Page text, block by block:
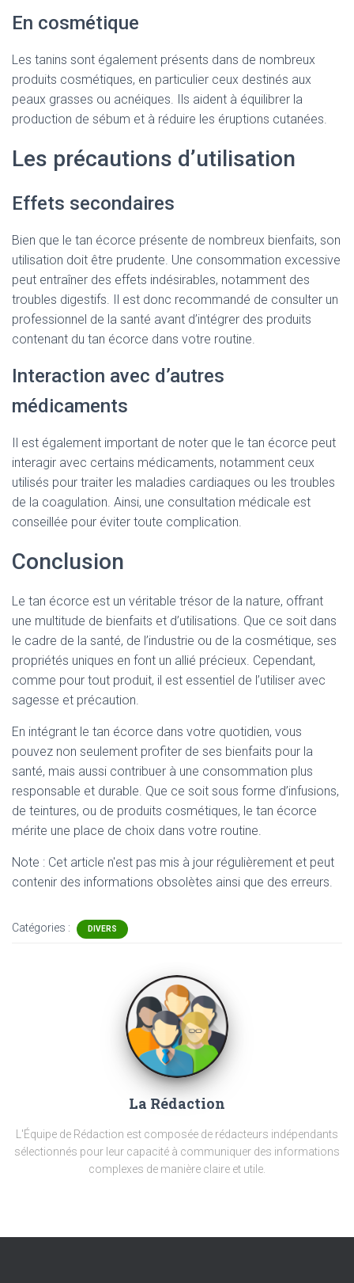
En cosmétique
Les tanins sont également présents dans de nombreux
produits cosmétiques, en particulier ceux destinés aux
peaux grasses ou acnéiques. Ils aident à équilibrer la
production de sébum et à réduire les éruptions cutanées.
Les précautions d’utilisation
Effets secondaires
Bien que le tan écorce présente de nombreux bienfaits, son
utilisation doit être prudente. Une consommation excessive
peut entraîner des effets indésirables, notamment des
troubles digestifs. Il est donc recommandé de consulter un
professionnel de la santé avant d’intégrer des produits
contenant du tan écorce dans votre routine.
Interaction avec d’autres
médicaments
Il est également important de noter que le tan écorce peut
interagir avec certains médicaments, notamment ceux
utilisés pour traiter les maladies cardiaques ou les troubles
de la coagulation. Ainsi, une consultation médicale est
conseillée pour éviter toute complication.
Conclusion
Le tan écorce est un véritable trésor de la nature, offrant
une multitude de bienfaits et d’utilisations. Que ce soit dans
le cadre de la santé, de l’industrie ou de la cosmétique, ses
propriétés uniques en font un allié précieux. Cependant,
comme pour tout produit, il est essentiel de l’utiliser avec
sagesse et précaution.
En intégrant le tan écorce dans votre quotidien, vous
pouvez non seulement profiter de ses bienfaits pour la
santé, mais aussi contribuer à une consommation plus
responsable et durable. Que ce soit sous forme d’infusions,
de teintures, ou de produits cosmétiques, le tan écorce
mérite une place de choix dans votre routine.
Note : Cet article n'est pas mis à jour régulièrement et peut
contenir des informations obsolètes ainsi que des erreurs.
Catégories : DIVERS
La Rédaction
L'Équipe de Rédaction est composée de rédacteurs indépendants
sélectionnés pour leur capacité à communiquer des informations
complexes de manière claire et utile.